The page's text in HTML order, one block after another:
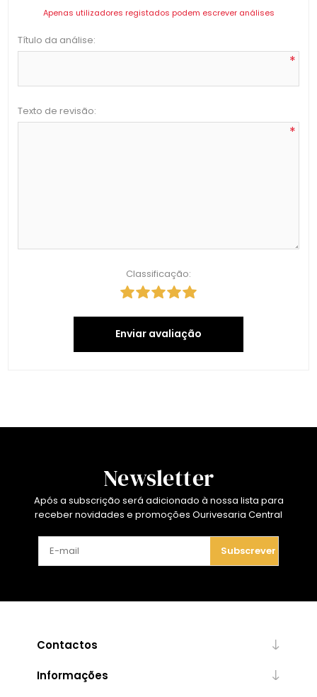
Apenas utilizadores registados podem escrever análises
Título da análise:
*
Texto de revisão:
*
Classificação:
Enviar avaliação
Newsletter
Após a subscrição será adicionado à nossa lista para
receber novidades e promoções Ourivesaria Central
Subscrever
Contactos
Informações